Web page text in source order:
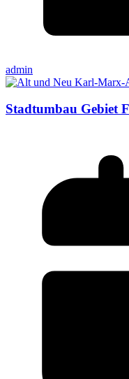
admin
Stadtumbau Gebiet